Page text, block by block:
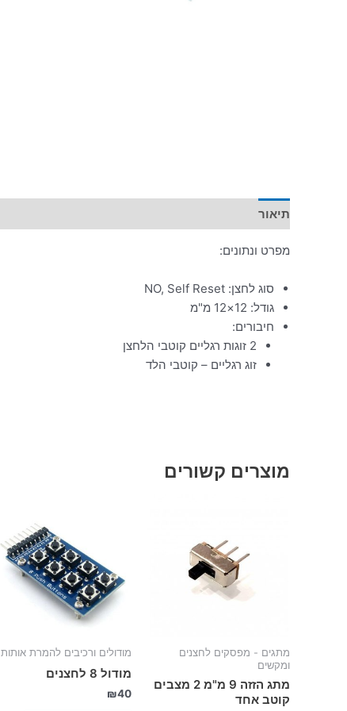
תיאור
מפרט ונתונים:
סוג לחצן: NO, Self Reset
גודל: 12×12 מ"מ
חיבורים:
2 זוגות רגליים קוטבי הלחצן
זוג רגליים – קוטבי הלד
מוצרים קשורים
מתגים - מפסקים לחצנים
ומקשים
מתג הזזה 9 מ"מ 2 מצבים
קוטב אחד
מודולים ורכיבים להמרת אותות
מודול 8 לחצנים
₪40